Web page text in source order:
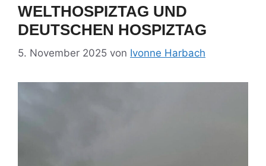
WELTHOSPIZTAG UND
DEUTSCHEN HOSPIZTAG
5. November 2025 von Ivonne Harbach